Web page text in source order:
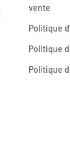
vente
Politique
Politique
Politique